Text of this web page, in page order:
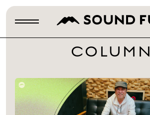
COLUMN